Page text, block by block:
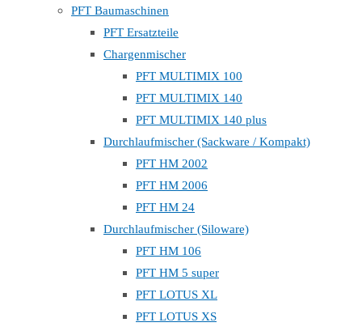
PFT Baumaschinen
PFT Ersatzteile
Chargenmischer
PFT MULTIMIX 100
PFT MULTIMIX 140
PFT MULTIMIX 140 plus
Durchlaufmischer (Sackware / Kompakt)
PFT HM 2002
PFT HM 2006
PFT HM 24
Durchlaufmischer (Siloware)
PFT HM 106
PFT HM 5 super
PFT LOTUS XL
PFT LOTUS XS